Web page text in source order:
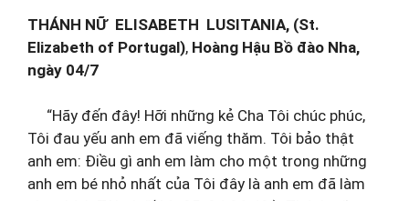
THÁNH NỮ ELISABETH LUSITANIA, (St.
Elizabeth of Portugal), Hoàng Hậu Bồ đào Nha,
ngày 04/7
“Hãy đến đây! Hỡi những kẻ Cha Tôi chúc phúc,
Tôi đau yếu anh em đã viếng thăm. Tôi bảo thật
anh em: Điều gì anh em làm cho một trong những
anh em bé nhỏ nhất của Tôi đây là anh em đã làm